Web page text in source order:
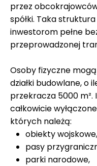
przez
spółki. Taka
inwestorom pełne
przeprowadzonej
Osoby fizyczne
działki budowlane, o
przekracza 5000
całkowicie
których należą:
obiekty wojskowe,
pasy
parki narodowe,